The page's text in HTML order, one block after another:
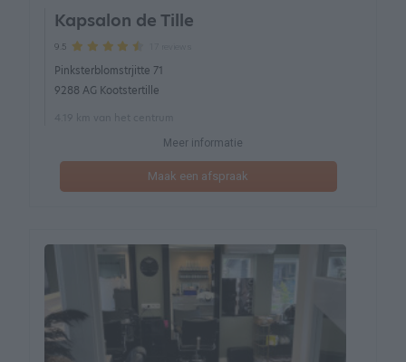
Kapsalon de Tille
9.5
Pinksterblomstrjitte 71
9288 AG Kootstertille
Meer informatie
Maak een afspraak